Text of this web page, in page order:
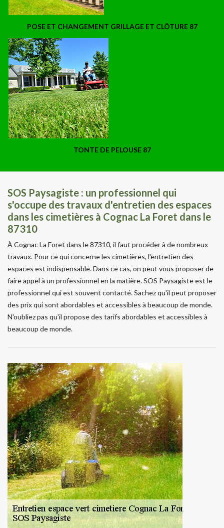
POSE ET CHANGEMENT GRILLAGE ET CLÔTURE 87
TONTE DE PELOUSE 87
SOS Paysagiste : un professionnel qui
s'occupe des travaux d'entretien des espaces
dans les cimetières à Cognac La Foret dans le
87310
À Cognac La Foret dans le 87310, il faut procéder à de nombreux
travaux. Pour ce qui concerne les cimetières, l'entretien des
espaces est indispensable. Dans ce cas, on peut vous proposer de
faire appel à un professionnel en la matière. SOS Paysagiste est le
professionnel qui est souvent contacté. Sachez qu'il peut proposer
des prix qui sont abordables et accessibles à beaucoup de monde.
N'oubliez pas qu'il propose des tarifs abordables et accessibles à
beaucoup de monde.